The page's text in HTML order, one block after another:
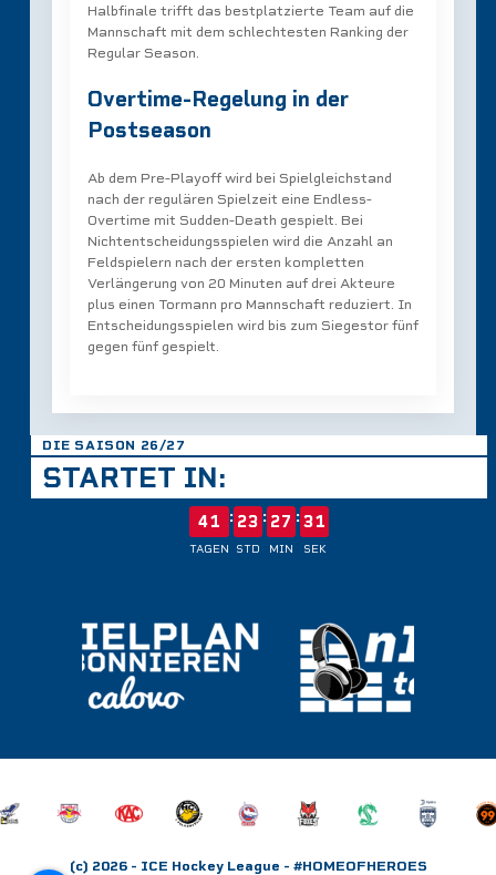
Halbfinale trifft das bestplatzierte Team auf die
Mannschaft mit dem schlechtesten Ranking der
Regular Season.
Overtime-Regelung in der
Postseason
Ab dem Pre-Playoff wird bei Spielgleichstand
nach der regulären Spielzeit eine Endless-
Overtime mit Sudden-Death gespielt. Bei
Nichtentscheidungsspielen wird die Anzahl an
Feldspielern nach der ersten kompletten
Verlängerung von 20 Minuten auf drei Akteure
plus einen Tormann pro Mannschaft reduziert. In
Entscheidungsspielen wird bis zum Siegestor fünf
gegen fünf gespielt.
DIE SAISON 26/27
STARTET IN:
41
TAGEN
: 23
STD
: 27
MIN
:30
SEK
(c) 2026- ICE Hockey League - #HOMEOFHEROES